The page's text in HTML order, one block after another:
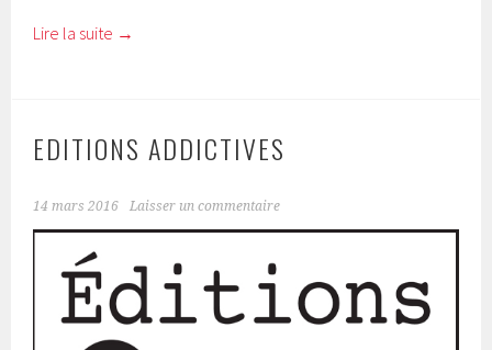
Lire la suite →
EDITIONS ADDICTIVES
14 mars 2016 Laisser un commentaire